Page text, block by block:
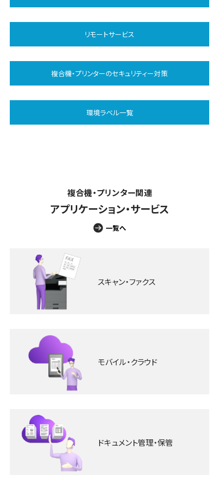
リモートサービス
複合機‧プリンターのセキュリティー対策
環境ラベル一覧
複合機‧プリンター関連
アプリケーション‧サービス
一覧へ
スキャン‧ファクス
モバイル‧クラウド
ドキュメント管理‧保管